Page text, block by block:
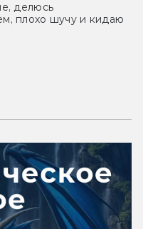
делюсь
плохо шучу и кидаю